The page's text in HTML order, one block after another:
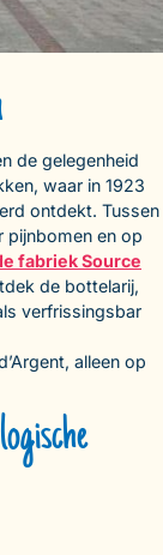
de gelegenheid
waar in 1923
ontdekt. Tussen
pijnbomen en op
fabriek Source
de bottelarij,
verfrissingsbar
alleen op